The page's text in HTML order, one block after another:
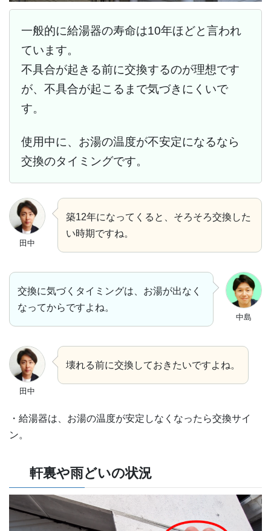
一般的に給湯器の寿命は10年ほどと言われ
ています。
不具合が起きる前に交換するのが理想です
が、不具合が起こるまで気づきにくいで
す。
使用中に、お湯の温度が不安定になるなら
交換のタイミングです。
田中
築12年になってくると、そろそろ交換した
い時期ですね。
中島
交換に気づくタイミングは、お湯が出なく
なってからですよね。
田中
壊れる前に交換しておきたいですよね。
・給湯器は、お湯の温度が安定しなくなったら交換サイ
ン。
軒裏や雨どいの状況